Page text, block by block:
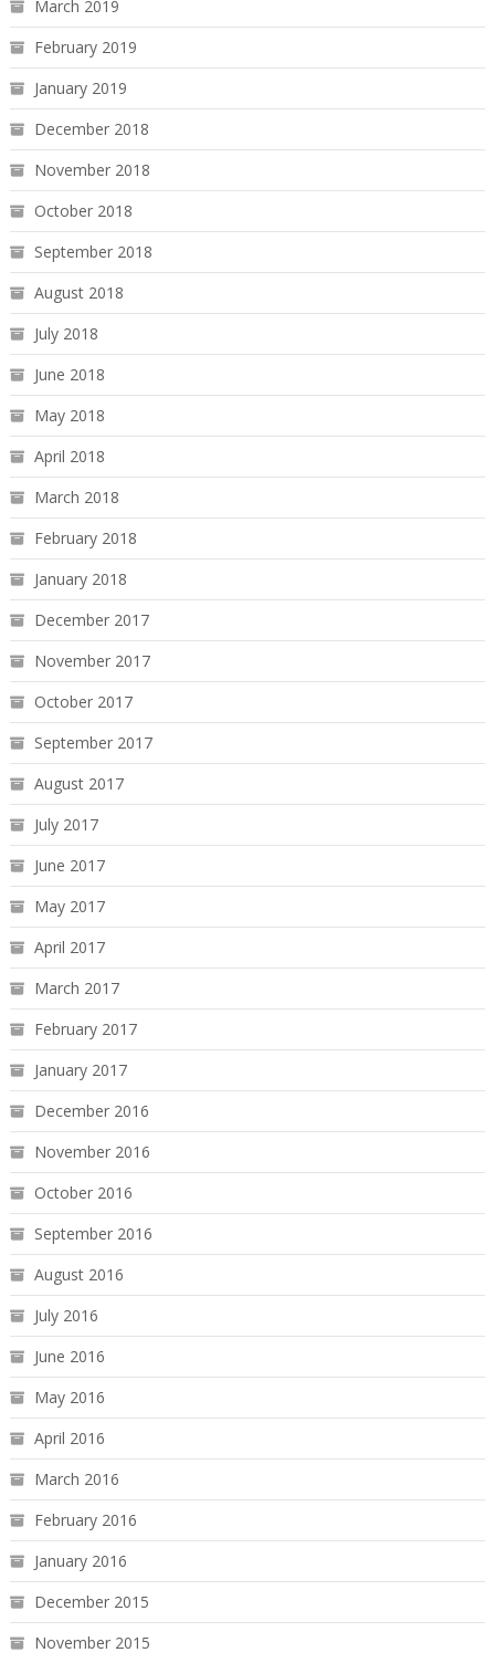
March 2019
February 2019
January 2019
December 2018
November 2018
October 2018
September 2018
August 2018
July 2018
June 2018
May 2018
April 2018
March 2018
February 2018
January 2018
December 2017
November 2017
October 2017
September 2017
August 2017
July 2017
June 2017
May 2017
April 2017
March 2017
February 2017
January 2017
December 2016
November 2016
October 2016
September 2016
August 2016
July 2016
June 2016
May 2016
April 2016
March 2016
February 2016
January 2016
December 2015
November 2015